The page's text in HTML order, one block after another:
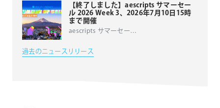
【終了しました】aescripts サマーセー
ル 2026 Week 3、2026年7月10日15時
まで開催
aescripts サマーセー…
過去のニュースリリース